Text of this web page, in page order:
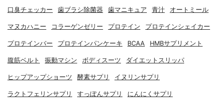
口臭チェッカー 歯ブラシ除菌器 歯マニキュア 青汁 オートミール
マヌカハニー コラーゲンゼリー プロテイン プロテインシェイカー
プロテインバー プロテインパンケーキ BCAA HMBサプリメント
腹筋ベルト 振動マシン ボディスーツ ダイエットスリッパ
ヒップアップショーツ 酵素サプリ イヌリンサプリ
ラクトフェリンサプリ すっぽんサプリ にんにくサプリ